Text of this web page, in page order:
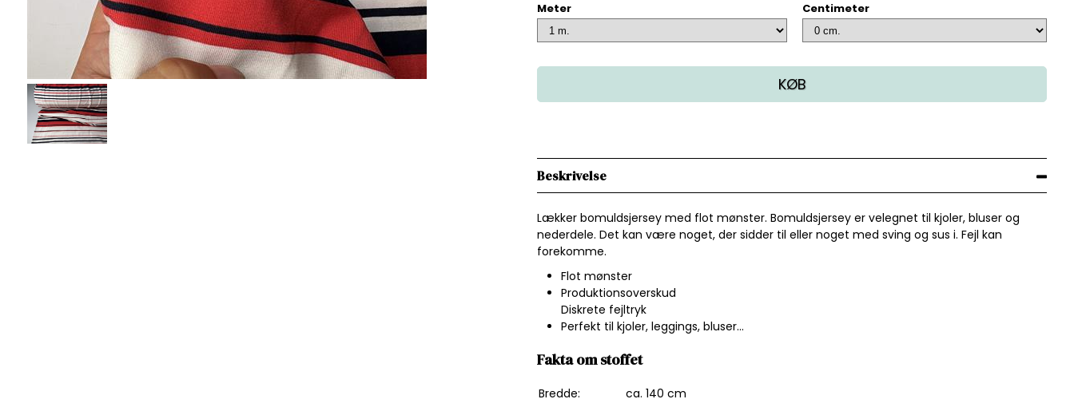
Meter Centimeter
KØB
Beskrivelse
Lækker bomuldsjersey med flot mønster. Bomuldsjersey er velegnet til kjoler, bluser og
nederdele. Det kan være noget, der sidder til eller noget med sving og sus i. Fejl kan
forekomme.
Flot mønster
Produktionsoverskud
Diskrete fejltryk
Perfekt til kjoler, leggings, bluser...
Fakta om stoffet
Bredde:
ca. 140 cm